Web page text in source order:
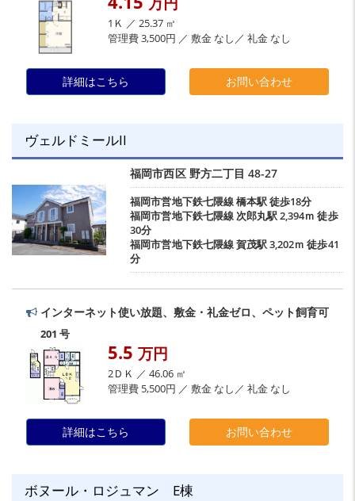
1Ｋ ／ 25.37 ㎡
管理費 3,500円 ／ 敷金 なし／ 礼金 なし
詳細はこちら お問い合わせ
ヴェルドミールII
福岡市西区 野方二丁目 48-27
福岡市営地下鉄七隈線橋本駅徒歩18分
福岡市営地下鉄七隈線 次郎丸駅2,394ｍ 徒歩
30分
福岡市営地下鉄七隈線賀茂駅3,202ｍ 徒歩41
分
インターネット使い放題、敷金・礼金ゼロ、ペット飼育可
201 号
5.5 万円
2ＤＫ ／ 46.06 ㎡
管理費 5,500円 ／ 敷金 なし／ 礼金 なし
詳細はこちら お問い合わせ
ボヌール・ロジュマン E棟